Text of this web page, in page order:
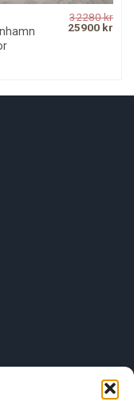
32280kr
Original
25900 kr